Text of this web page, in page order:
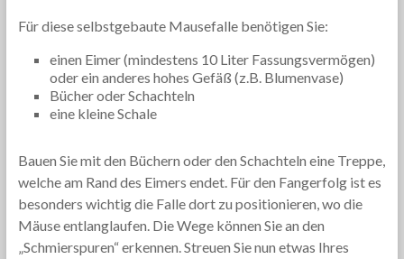
Für diese selbstgebaute Mausefalle benötigen Sie:
einen Eimer (mindestens 10 Liter Fassungsvermögen)
oder ein anderes hohes Gefäß (z.B. Blumenvase)
Bücher oder Schachteln
eine kleine Schale
Bauen Sie mit den Büchern oder den Schachteln eine Treppe,
welche am Rand des Eimers endet. Für den Fangerfolg ist es
besonders wichtig die Falle dort zu positionieren, wo die
Mäuse entlanglaufen. Die Wege können Sie an den
„Schmierspuren“ erkennen. Streuen Sie nun etwas Ihres